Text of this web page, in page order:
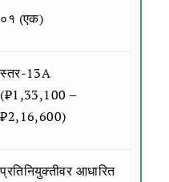
०१ (एक)
स्तर-13A
(₹1,33,100 –
₹2,16,600)
प्रतिनियुक्तीवर आधारित